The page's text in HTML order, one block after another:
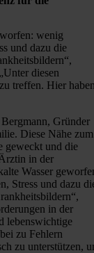
wenig
und dazu die
diesen
treffen. Hier
Gründer
Diese Nähe zum
geweckt und die
in der
Wasser
Stress und dazu
in der
lebenswichtige
zu Fehlern
zu unterstützen,